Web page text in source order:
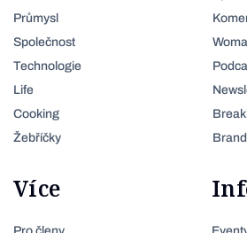
Průmysl
Společnost
Technologie
Life
Cooking
Žebříčky
Více